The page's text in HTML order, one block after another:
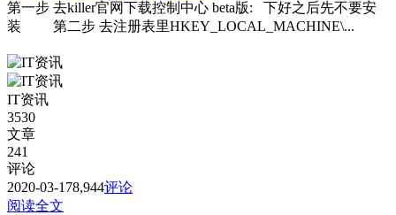
第一步 去killer官网下载控制中心 beta版: 下好之后先不要安
装 第二步 去注册表里HKEY_LOCAL_MACHINE\...
IT资讯
3530
文章
241
评论
2020-03-178,944评论
阅读全文